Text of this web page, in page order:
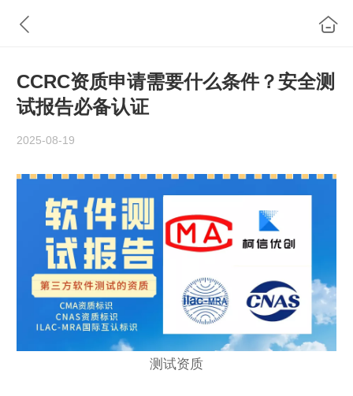
CCRC资质申请需要什么条件？安全测
试报告必备认证
2025-08-19
测试资质